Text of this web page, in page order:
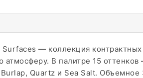
Surfaces — коллекция
атмосферу. В палитре 15
Quartz и Sea Salt.